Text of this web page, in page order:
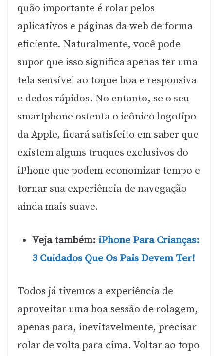
quão importante é rolar pelos
aplicativos e páginas da web de forma
eficiente. Naturalmente, você pode
supor que isso significa apenas ter uma
tela sensível ao toque boa e responsiva
e dedos rápidos. No entanto, se o seu
smartphone ostenta o icônico logotipo
da Apple, ficará satisfeito em saber que
existem alguns truques exclusivos do
iPhone que podem economizar tempo e
tornar sua experiência de navegação
ainda mais suave.
Veja também: iPhone Para Crianças:
3 Cuidados Que Os Pais Devem Ter!
Todos já tivemos a experiência de
aproveitar uma boa sessão de rolagem,
apenas para, inevitavelmente, precisar
rolar de volta para cima. Voltar ao topo